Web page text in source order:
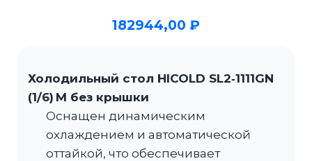
182944,00 ₽
Холодильный стол HICOLD SL2‑1111GN
(1/6) M без крышки
Оснащен динамическим
охлаждением и автоматической
оттайкой, что обеспечивает